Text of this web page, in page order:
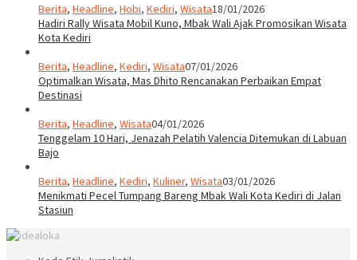
Berita, Headline, Hobi, Kediri, Wisata18/01/2026
Hadiri Rally Wisata Mobil Kuno, Mbak Wali Ajak Promosikan Wisata
Kota Kediri
Berita, Headline, Kediri, Wisata07/01/2026
Optimalkan Wisata, Mas Dhito Rencanakan Perbaikan Empat
Destinasi
Berita, Headline, Wisata04/01/2026
Tenggelam 10 Hari, Jenazah Pelatih Valencia Ditemukan di Labuan
Bajo
Berita, Headline, Kediri, Kuliner, Wisata03/01/2026
Menikmati Pecel Tumpang Bareng Mbak Wali Kota Kediri di Jalan
Stasiun